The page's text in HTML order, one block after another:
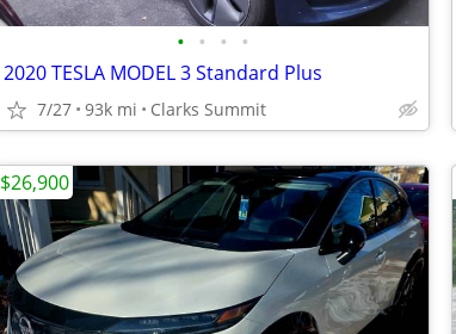
• • • •
2020 TESLA MODEL 3 Standard Plus
7/27 93k mi Clarks Summit
$26,900